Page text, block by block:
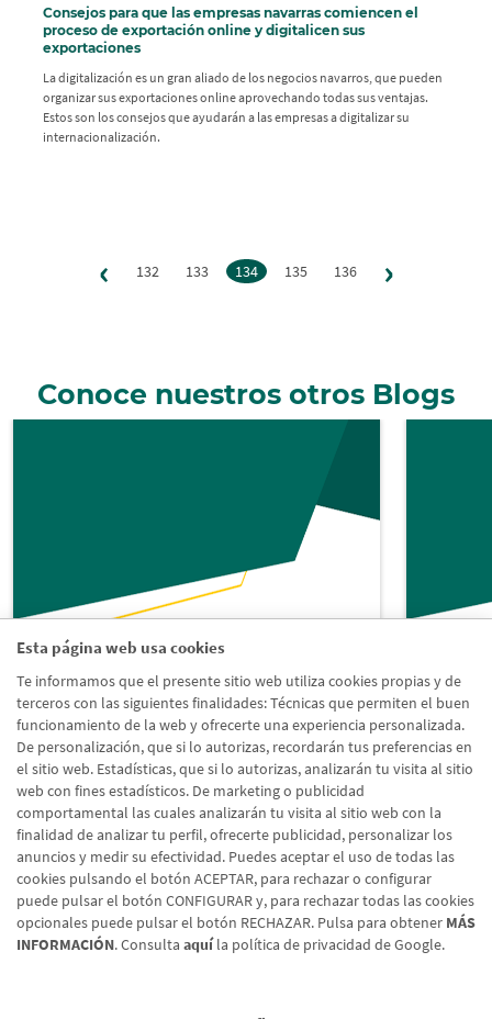
Esta página web usa cookies
Te informamos que el presente sitio web utiliza cookies propias y de
terceros con las siguientes finalidades: Técnicas que permiten el buen
funcionamiento de la web y ofrecerte una experiencia personalizada.
De personalización, que si lo autorizas, recordarán tus preferencias en
el sitio web. Estadísticas, que si lo autorizas, analizarán tu visita al sitio
web con fines estadísticos. De marketing o publicidad
comportamental las cuales analizarán tu visita al sitio web con la
finalidad de analizar tu perfil, ofrecerte publicidad, personalizar los
anuncios y medir su efectividad. Puedes aceptar el uso de todas las
cookies pulsando el botón ACEPTAR, para rechazar o configurar
puede pulsar el botón CONFIGURAR y, para rechazar todas las cookies
opcionales puede pulsar el botón RECHAZAR. Pulsa para obtener MÁS
INFORMACIÓN. Consulta aquíla política de privacidad de Google.
Consejos para que las empresas navarras comiencen el
proceso de exportación online y digitalicen sus
exportaciones
La digitalización es un gran aliado de los negocios navarros, que pueden
organizar sus exportaciones online aprovechando todas sus ventajas.
Estos son los consejos que ayudarán a las empresas a digitalizar su
internacionalización.
Paginación
‹ Página
anterior
132 133 134 135 136 ›
Conoce nuestros otros Blogs
Blog Particulares
Actualidad, promociones,
recomendaciones y mucho más
Acceder al blog
Blog
Toda